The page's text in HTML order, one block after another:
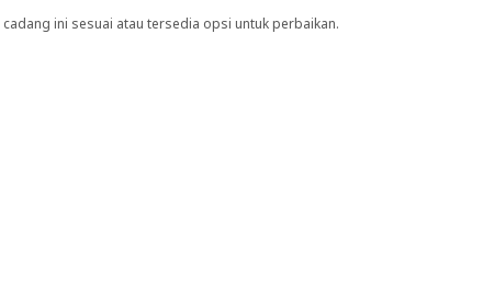
ini sesuai atau tersedia opsi untuk perbaikan.